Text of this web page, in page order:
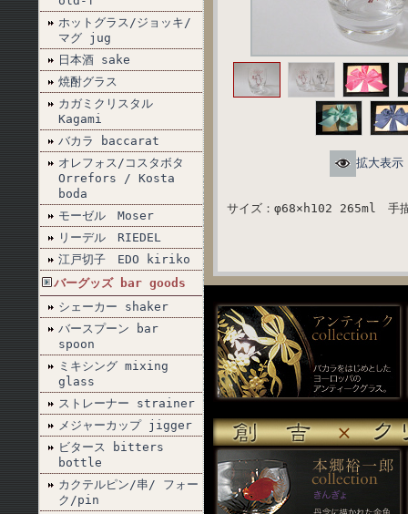
ホットグラス/ジョッキ/
マグ jug
日本酒 sake
焼酎グラス
カガミクリスタル
Kagami
バカラ baccarat
オレフォス/コスタボタ
Orrefors / Kosta
boda
モーゼル Moser
リーデル RIEDEL
江戸切子 EDO kiriko
バーグッズ bar goods
シェーカー shaker
バースプーン bar
spoon
ミキシング mixing
glass
ストレーナー strainer
メジャーカップ jigger
ビタース bitters
bottle
カクテルピン/串/ フォー
ク/pin
拡大表示
サイズ：φ68×h102 265ml 手描